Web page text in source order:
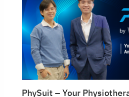
PhySuit – Your